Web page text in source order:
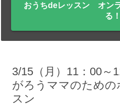
おうちdeレッスン オン
る！
3/15（月）11：00
がろうママのための
スン